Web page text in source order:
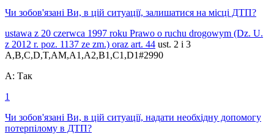
Чи зобов'язані Ви, в цій ситуації, залишатися на місці ДТП?
ustawa z 20 czerwca 1997 roku Prawo o ruchu drogowym (Dz. U.
z 2012 r. poz. 1137 ze zm.) oraz art. 44 ust. 2 i 3
A,B,C,D,T,AM,A1,A2,B1,C1,D1#2990
A: Так
1
Чи зобов'язані Ви, в цій ситуації, надати необхідну допомогу
потерпілому в ДТП?